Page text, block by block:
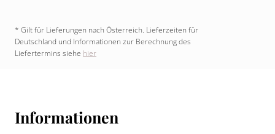
* Gilt für Lieferungen nach Österreich. Lieferzeiten für
Deutschland und Informationen zur Berechnung des
Liefertermins siehe hier
Informationen